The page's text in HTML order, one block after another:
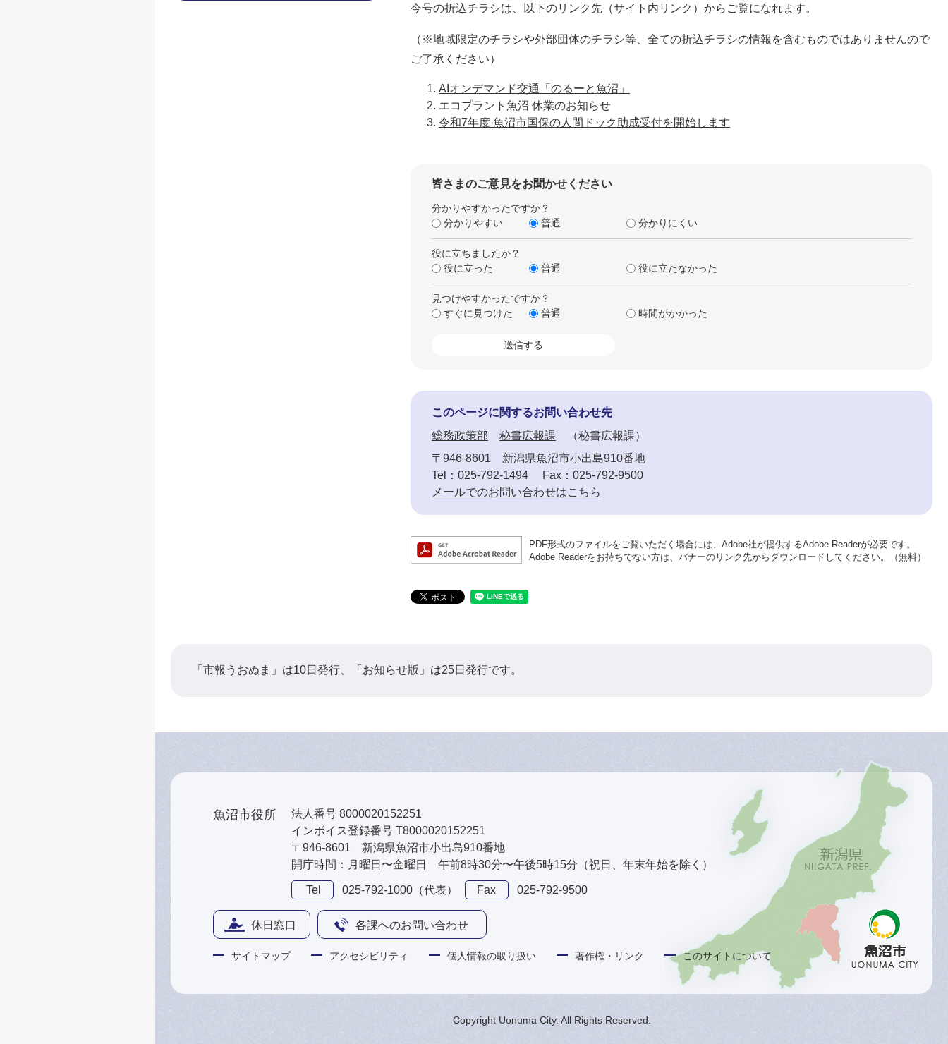
今号の折込チラシは、以下のリンク先（サイト内リンク）からご覧になれます。
（※地域限定のチラシや外部団体のチラシ等、全ての折込チラシの情報を含むものではありませんので
ご了承ください）
AIオンデマンド交通「のるーと魚沼」
エコプラント魚沼 休業のお知らせ
令和7年度 魚沼市国保の人間ドック助成受付を開始します
皆さまのご意見をお聞かせください
分かりやすかったですか？
分かりやすい
普通 分かりにくい
役に立ちましたか？
役に立った
普通 役に立たなかった
見つけやすかったですか？
すぐに見つけた
普通 時間がかかった
このページに関するお問い合わせ先
総務政策部
秘書広報課
秘書広報課
〒946-8601
新潟県魚沼市小出島910番地
Tel：025-792-1494
Fax：025-792-9500
メールでのお問い合わせはこちら
PDF形式のファイルをご覧いただく場合には、Adobe社が提供するAdobe Readerが必要です。
Adobe Readerをお持ちでない方は、バナーのリンク先からダウンロードしてください。（無料）
「市報うおぬま」は10日発行、「お知らせ版」は25日発行です。
魚沼市役所
法人番号 8000020152251
インボイス登録番号 T8000020152251
〒946-8601 新潟県魚沼市小出島910番地
開庁時間：月曜日〜金曜日 午前8時30分〜午後5時15分（祝日、年末年始を除く）
Tel 025-792-1000（代表） Fax 025-792-9500
休日窓口 各課へのお問い合わせ
サイトマップ アクセシビリティ 個人情報の取り扱い 著作権・リンク このサイトについて
Copyright Uonuma City. All Rights Reserved.